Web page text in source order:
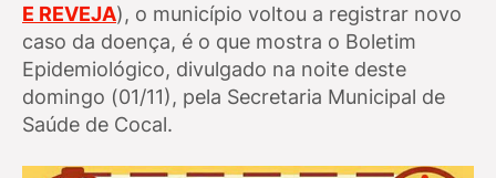
E REVEJA), o município voltou a registrar novo
caso da doença, é o que mostra o Boletim
Epidemiológico, divulgado na noite deste
domingo (01/11), pela Secretaria Municipal de
Saúde de Cocal.